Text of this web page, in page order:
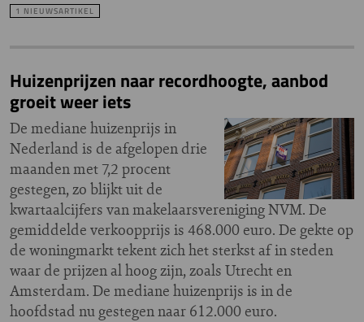
1 NIEUWSARTIKEL
Huizenprijzen naar recordhoogte, aanbod
groeit weer iets
De mediane huizenprijs in
Nederland is de afgelopen drie
maanden met 7,2 procent
gestegen, zo blijkt uit de
kwartaalcijfers van makelaarsvereniging NVM. De
gemiddelde verkoopprijs is 468.000 euro. De gekte op
de woningmarkt tekent zich het sterkst af in steden
waar de prijzen al hoog zijn, zoals Utrecht en
Amsterdam. De mediane huizenprijs is in de
hoofdstad nu gestegen naar 612.000 euro.